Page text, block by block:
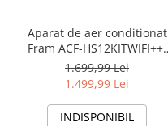
Aparat de aer conditionat
Fram ACF-HS12KITWIFI++,
12000 BTU, Wifi, Kit
instalare inclus, Functie
1.699,99 Lei
1.499,99 Lei
INDISPONIBIL